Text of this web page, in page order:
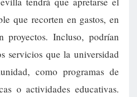
que recorten en gastos, en
proyectos. Incluso, podrían
servicios que la universidad
como programas de
o actividades educativas.